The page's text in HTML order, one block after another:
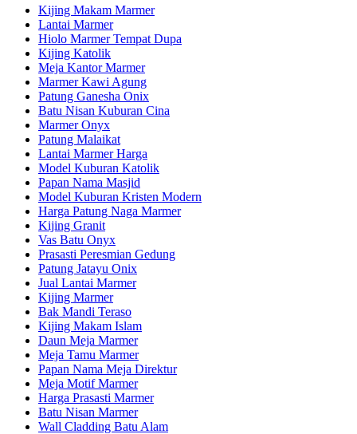
Kijing Makam Marmer
Lantai Marmer
Hiolo Marmer Tempat Dupa
Kijing Katolik
Meja Kantor Marmer
Marmer Kawi Agung
Patung Ganesha Onix
Batu Nisan Kuburan Cina
Marmer Onyx
Patung Malaikat
Lantai Marmer Harga
Model Kuburan Katolik
Papan Nama Masjid
Model Kuburan Kristen Modern
Harga Patung Naga Marmer
Kijing Granit
Vas Batu Onyx
Prasasti Peresmian Gedung
Patung Jatayu Onix
Jual Lantai Marmer
Kijing Marmer
Bak Mandi Teraso
Kijing Makam Islam
Daun Meja Marmer
Meja Tamu Marmer
Papan Nama Meja Direktur
Meja Motif Marmer
Harga Prasasti Marmer
Batu Nisan Marmer
Wall Cladding Batu Alam